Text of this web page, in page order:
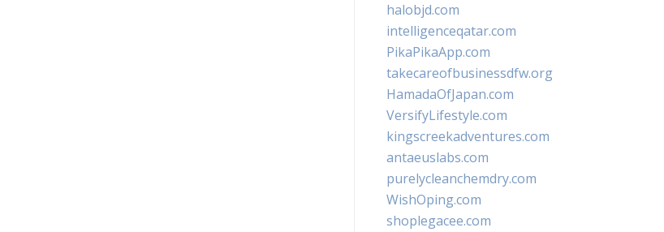
halobjd.com
intelligenceqatar.com
PikaPikaApp.com
takecareofbusinessdfw.org
HamadaOfJapan.com
VersifyLifestyle.com
kingscreekadventures.com
antaeuslabs.com
purelycleanchemdry.com
WishOping.com
shoplegacee.com